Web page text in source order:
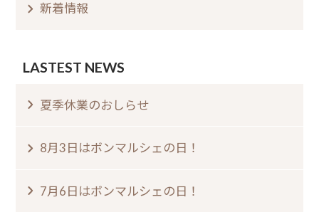
新着情報
LASTEST NEWS
夏季休業のおしらせ⁠
8月3日はボンマルシェの日⁠！⁠ ⁠
7月6日はボンマルシェの日⁠！⁠